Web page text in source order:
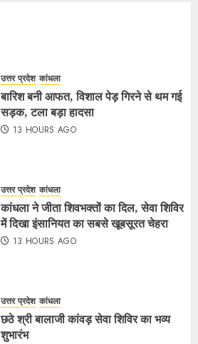
उत्तर प्रदेश कांधला
बारिश बनी आफत, विशाल पेड़ गिरने से थम गई
सड़क, टला बड़ा हादसा
13 HOURS AGO
उत्तर प्रदेश कांधला
कांधला ने जीता शिवभक्तों का दिल, सेवा शिविर
में दिखा इंसानियत का सबसे खूबसूरत चेहरा
13 HOURS AGO
उत्तर प्रदेश कांधला
छठे श्री बालाजी कांवड़ सेवा शिविर का भव्य
शुभारंभ